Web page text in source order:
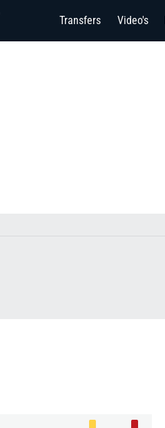
Transfers Video's